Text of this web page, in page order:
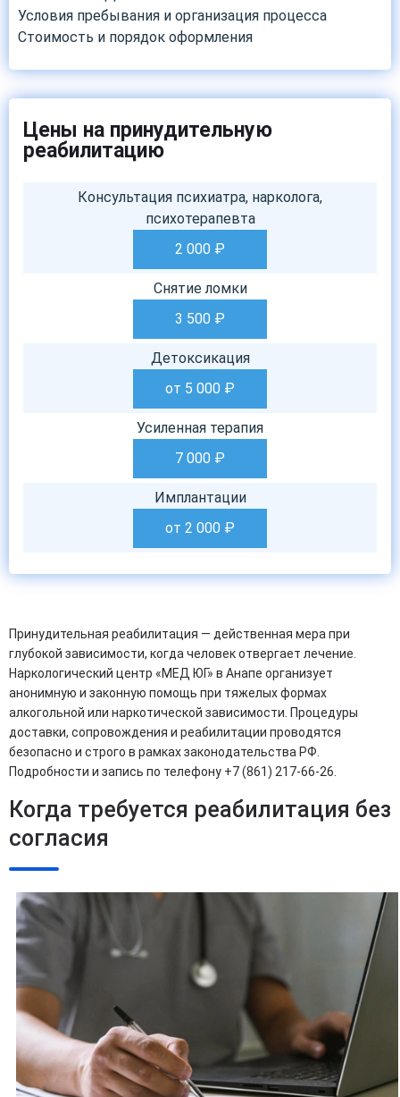
Условия пребывания и организация процесса
Стоимость и порядок оформления
Цены на принудительную
реабилитацию
Консультация психиатра, нарколога,
психотерапевта
2 000 ₽
Снятие ломки
3 500 ₽
Детоксикация
от 5 000 ₽
Усиленная терапия
7 000 ₽
Имплантации
от 2 000 ₽
Принудительная реабилитация — действенная мера при
глубокой зависимости, когда человек отвергает лечение.
Наркологический центр «МЕД ЮГ» в Анапе организует
анонимную и законную помощь при тяжелых формах
алкогольной или наркотической зависимости. Процедуры
доставки, сопровождения и реабилитации проводятся
безопасно и строго в рамках законодательства РФ.
Подробности и запись по телефону +7 (861) 217-66-26.
Когда требуется реабилитация без
согласия